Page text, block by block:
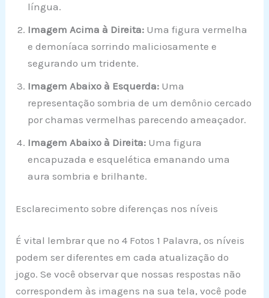
língua.
Imagem Acima à Direita: Uma figura vermelha
e demoníaca sorrindo maliciosamente e
segurando um tridente.
Imagem Abaixo à Esquerda: Uma
representação sombria de um demônio cercado
por chamas vermelhas parecendo ameaçador.
Imagem Abaixo à Direita: Uma figura
encapuzada e esquelética emanando uma
aura sombria e brilhante.
Esclarecimento sobre diferenças nos níveis
É vital lembrar que no 4 Fotos 1 Palavra, os níveis
podem ser diferentes em cada atualização do
jogo. Se você observar que nossas respostas não
correspondem às imagens na sua tela, você pode